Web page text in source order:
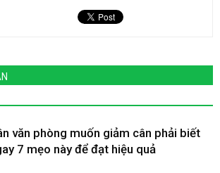
văn phòng muốn giảm cân phải biết
7 mẹo này để đạt hiệu quả